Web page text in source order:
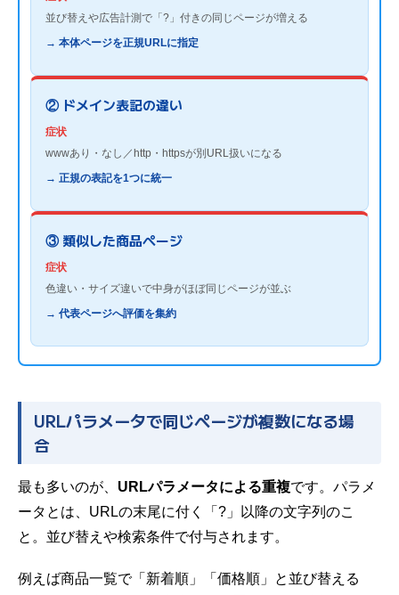
並び替えや広告計測で「?」付きの同じページが増える
→ 本体ページを正規URLに指定
② ドメイン表記の違い
症状
wwwあり・なし／http・httpsが別URL扱いになる
→ 正規の表記を1つに統一
③ 類似した商品ページ
症状
色違い・サイズ違いで中身がほぼ同じページが並ぶ
→ 代表ページへ評価を集約
URLパラメータで同じページが複数になる場
合
最も多いのが、 URLパラメータによる重複です。パラメ
ータとは、URLの末尾に付く「?」以降の文字列のこ
と。並び替えや検索条件で付与されます。
例えば商品一覧で「新着順」「価格順」と並び替える